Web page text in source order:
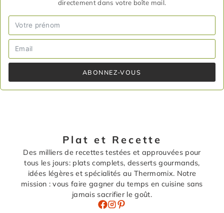
directement dans votre boîte mail.
ABONNEZ-VOUS
Plat et Recette
Des milliers de recettes testées et approuvées pour
tous les jours: plats complets, desserts gourmands,
idées légères et spécialités au Thermomix. Notre
mission : vous faire gagner du temps en cuisine sans
jamais sacrifier le goût.